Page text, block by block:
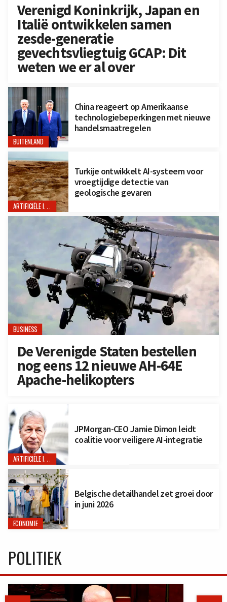
Verenigd Koninkrijk, Japan en
Italië ontwikkelen samen
zesde-generatie
gevechtsvliegtuig GCAP: Dit
weten we er al over
BUITENLAND
China reageert op Amerikaanse
technologiebeperkingen met nieuwe
handelsmaatregelen
ARTIFICIËLE INTELLIGENTIE
Turkije ontwikkelt AI-systeem voor
vroegtijdige detectie van
geologische gevaren
BUSINESS
De Verenigde Staten bestellen
nog eens 12 nieuwe AH-64E
Apache-helikopters
ARTIFICIËLE INTELLIGENTIE
JPMorgan-CEO Jamie Dimon leidt
coalitie voor veiligere AI-integratie
ECONOMIE
Belgische detailhandel zet groei door
in juni 2026
POLITIEK